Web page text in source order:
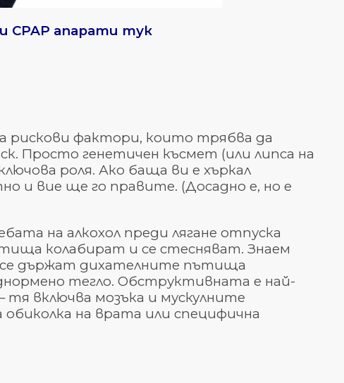
CPAP апарати тук
рискови фактори, които трябва да
Просто генетичен късмет (или липса на
роля. Ако баща ви е хъркал
и вие ще го правите. (Досадно е, но е
на алкохол преди лягане отпуска
колабират и се стесняват. Знаем
се държат дихателните пътища
тегло. Обструктивната е най-
включва мозъка и мускулните
на врата или специфична